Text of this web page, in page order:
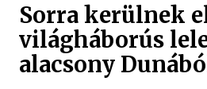
Sorra kerülnek
világháborús
alacsony